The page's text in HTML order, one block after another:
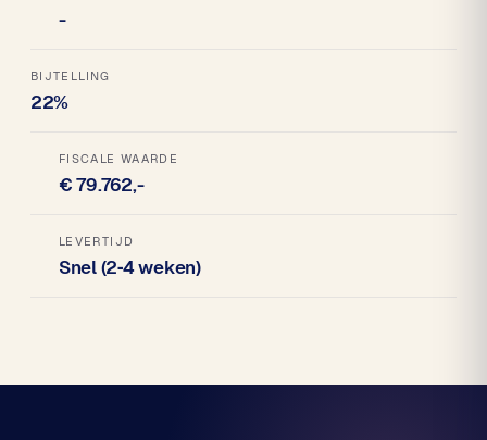
-
BIJTELLING
22%
FISCALE WAARDE
€ 79.762,-
LEVERTIJD
Snel (2‑4 weken)